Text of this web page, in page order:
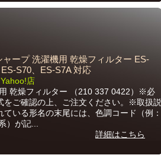
ャープ 洗濯機用 乾燥フィルター ES-
S70、ES-S7A 対応
店
乾燥フィルター （210 337 0422）※必
をご確認の上、ご注文ください。※取扱説
ている形名の末尾には、色調コード（例：
）が記...
詳細はこちら